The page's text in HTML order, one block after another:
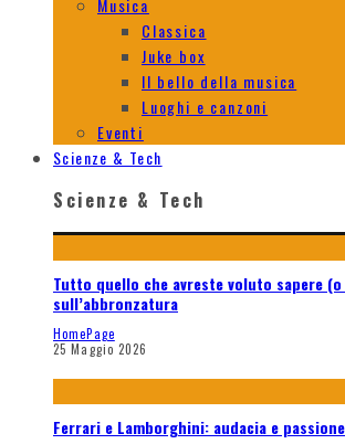
Classica
Juke box
Il bello della musica
Luoghi e canzoni
Eventi
Scienze & Tech
Scienze & Tech
Tutto quello che avreste voluto sapere
sull’abbronzatura
HomePage
25 Maggio 2026
Ferrari e Lamborghini: audacia e passione